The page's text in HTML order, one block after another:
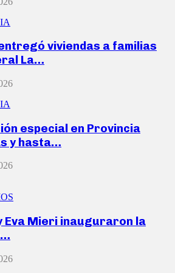
viviendas a familias
La…
especial en Provincia
y hasta…
Eva Mieri inauguraron la